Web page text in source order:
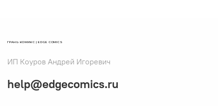
ГРАНЬ КОМИКС | EDGE COMICS
ИП Коуров Андрей Игоревич
help@edgecomics.ru